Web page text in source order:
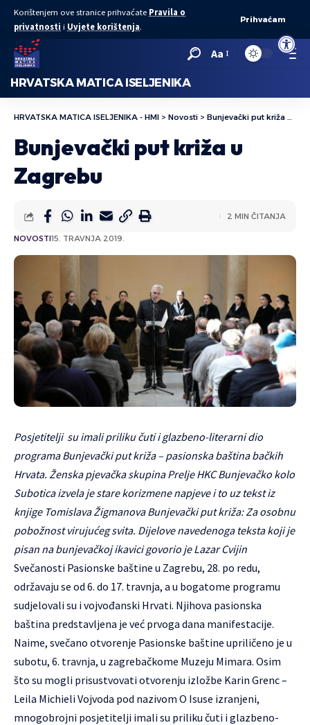
Open
Korištenjem ove stranice prihvaćate Pravila o
privatnosti i Uvjete korištenja.
Prihvaćam
Aa
HRVATSKA MATICA ISELJENIKA
HRVATSKA MATICA ISELJENIKA - HMI > Novosti > Bunjevački put križa u Zagrebu
Bunjevački put križa u
Zagrebu
NOVOSTI15. TRAVNJA 2019.
2 MIN ČITANJA
Posjetitelji su imali priliku čuti i glazbeno-literarni dio
programa Bunjevački put križa – pasionska baština bačkih
Hrvata. Ženska pjevačka skupina Prelje HKC Bunjevačko kolo
Subotica izvela je stare korizmene napjeve i to uz tekst iz
knjige Tomislava Žigmanova Bunjevački put križa: Za osobnu
pobožnost virujućeg svita. Dijelove navedenoga teksta koji je
pisan na bunjevačkoj ikavici govorio je Lazar Cvijin
Svečanosti Pasionske baštine u Zagrebu, 28. po redu,
održavaju se od 6. do 17. travnja, a u bogatome programu
sudjelovali su i vojvođanski Hrvati. Njihova pasionska
baština predstavljena je već prvoga dana manifestacije.
Naime, svečano otvorenje Pasionske baštine upriličeno je u
subotu, 6. travnja, u zagrebačkome Muzeju Mimara. Osim
što su mogli prisustvovati otvorenju izložbe Karin Grenc –
Leila Michieli Vojvoda pod nazivom O Isuse izranjeni,
mnogobrojni posjetitelji imali su priliku čuti i glazbeno-